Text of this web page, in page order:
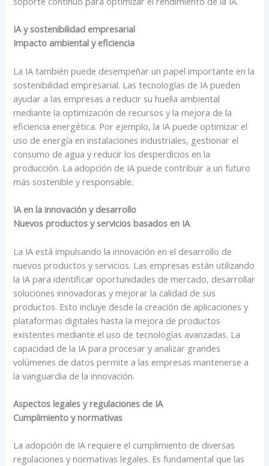
IA y sostenibilidad empresarial
Impacto ambiental y eficiencia
La IA también puede desempeñar un papel importante en la
sostenibilidad empresarial. Las tecnologías de IA pueden
ayudar a las empresas a reducir su huella ambiental
mediante la optimización de recursos y la mejora de la
eficiencia energética. Por ejemplo, la IA puede optimizar el
uso de energía en instalaciones industriales, gestionar el
consumo de agua y reducir los desperdicios en la
producción. La adopción de IA puede contribuir a un futuro
más sostenible y responsable.
IA en la innovación y desarrollo
Nuevos productos y servicios basados en IA
La IA está impulsando la innovación en el desarrollo de
nuevos productos y servicios. Las empresas están utilizando
la IA para identificar oportunidades de mercado, desarrollar
soluciones innovadoras y mejorar la calidad de sus
productos. Esto incluye desde la creación de aplicaciones y
plataformas digitales hasta la mejora de productos
existentes mediante el uso de tecnologías avanzadas. La
capacidad de la IA para procesar y analizar grandes
volúmenes de datos permite a las empresas mantenerse a
la vanguardia de la innovación.
Aspectos legales y regulaciones de IA
Cumplimiento y normativas
La adopción de IA requiere el cumplimiento de diversas
regulaciones y normativas legales. Es fundamental que las